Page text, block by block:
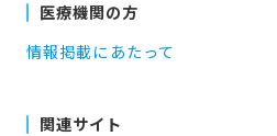
医療機関の方
情報掲載にあたって
関連サイト